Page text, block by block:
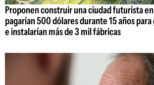
Proponen construir una ciudad futurista
pagarían 500 dólares durante 15 años
e instalarían más de 3 mil fábricas